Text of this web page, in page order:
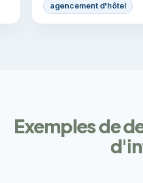
agencement d'hôtel
Exemples de